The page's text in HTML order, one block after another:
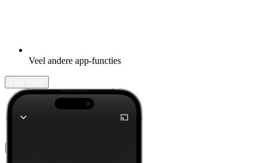
Veel andere app-functies